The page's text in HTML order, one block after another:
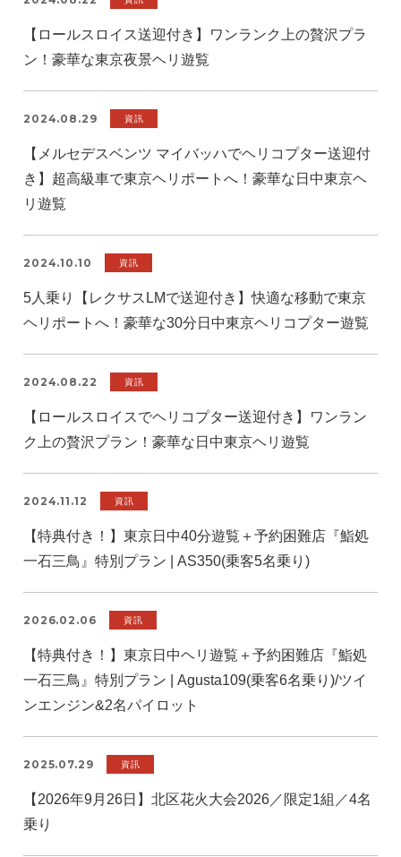
【ロールスロイス送迎付き】ワンランク上の贅沢プラ
ン！豪華な東京夜景ヘリ遊覧
2024.08.29 資訊
【メルセデスベンツ マイバッハでヘリコプター送迎付
き】超高級車で東京ヘリポートへ！豪華な日中東京ヘ
リ遊覧
2024.10.10 資訊
5人乗り【レクサスLMで送迎付き】快適な移動で東京
ヘリポートへ！豪華な30分日中東京ヘリコプター遊覧
2024.08.22 資訊
【ロールスロイスでヘリコプター送迎付き】ワンラン
ク上の贅沢プラン！豪華な日中東京ヘリ遊覧
2024.11.12 資訊
【特典付き！】東京日中40分遊覧＋予約困難店『鮨処
一石三鳥』特別プラン | AS350(乗客5名乗り)
2026.02.06 資訊
【特典付き！】東京日中ヘリ遊覧＋予約困難店『鮨処
一石三鳥』特別プラン | Agusta109(乗客6名乗り)/ツイ
ンエンジン&2名パイロット
2025.07.29 資訊
【2026年9月26日】北区花火大会2026／限定1組／4名
乗り